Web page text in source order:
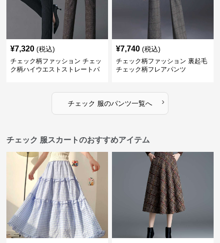
¥7,320 (税込)
チェック柄ファッション チェッ
ク柄ハイウエストストレートパ
¥7,740 (税込)
チェック柄ファッション 裏起毛
チェック柄フレアパンツ
チェック 服のパンツ一覧へ ›
チェック 服スカートのおすすめアイテム